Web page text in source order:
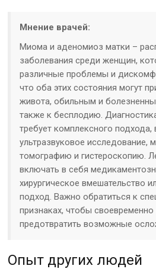
Мнение врачей:
Миома и аденомиоз матки –
заболевания среди женщин,
различные проблемы и
что оба этих состояния могут
живота, обильным и
также к бесплодию.
требует комплексного подхода,
ультразвуковое исследование,
томографию и гистероскопию.
включать в себя
хирургическое вмешательство
подход. Важно обратиться к
признаках, чтобы своевременно
предотвратить возможные
Опыт других людей